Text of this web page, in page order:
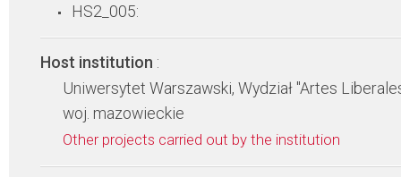
HS2_005:
Host institution :
Uniwersytet Warszawski, Wydział "Artes
woj. mazowieckie
Other projects carried out by the institution